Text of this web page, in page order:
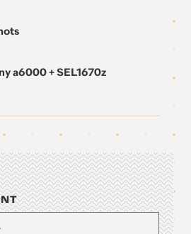
a6000 + SEL1670z